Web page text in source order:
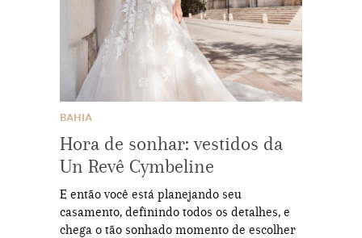
BAHIA
Hora de sonhar: vestidos da
Un Revê Cymbeline
E então você está planejando seu
casamento, definindo todos os detalhes, e
chega o tão sonhado momento de escolher